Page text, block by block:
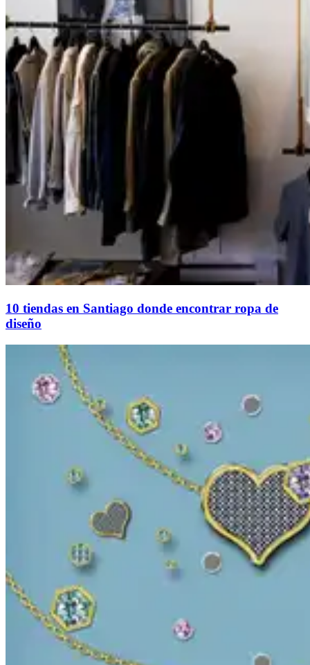
10 tiendas en Santiago donde encontrar ropa de
diseño